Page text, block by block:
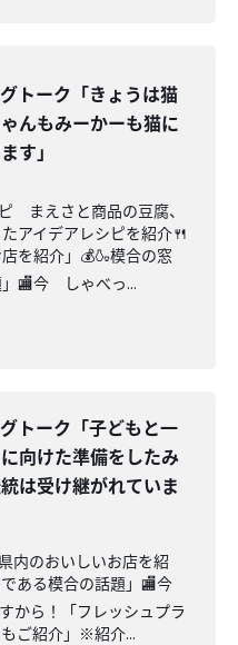
トーク「きょうは猫
んもみーかーも猫に
す」
まえさと商品の豆腐、
アイデアレシピを紹介🍴
を紹介」💰🍶模合の窓
」🏬今 しゃべっ...
トーク「子どもと一
向けた準備をしたみ
は受け継がれていま
内のおいしいお店を紹
ある模合の話題」🏬今
から！「フレッシュプラ
ご紹介」※紹介...